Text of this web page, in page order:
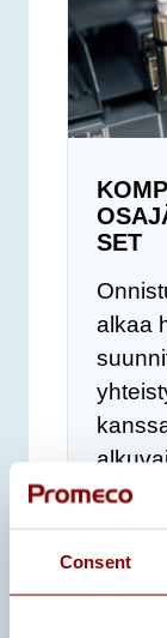
Consent
SET
alkaa
sekä